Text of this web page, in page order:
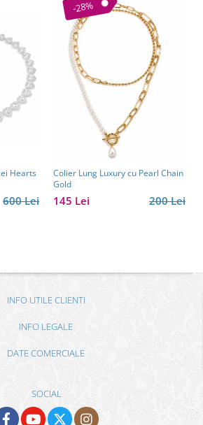
Hearts
600 Lei
-28%
Colier Lung Luxury cu Pearl Chain
Gold
200 Lei
145 Lei
INFO UTILE CLIENTI
INFO LEGALE
DATE COMERCIALE
SOCIAL